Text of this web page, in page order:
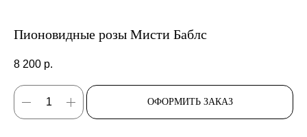
Пионовидные розы Мисти Баблс
8 200 р.
ОФОРМИТЬ ЗАКАЗ